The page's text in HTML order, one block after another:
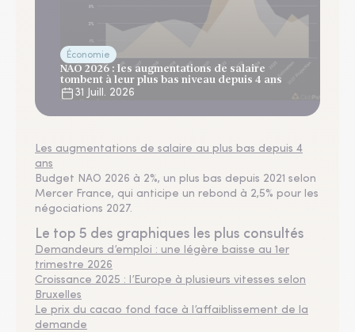
Économie
NAO 2026 : les augmentations de salaire
tombent à leur plus bas niveau depuis 4 ans
31 Juill. 2026
Les augmentations de salaire au plus bas depuis 4
ans
Budget NAO 2026 à 2%, un plus bas depuis 2021 selon
Mercer France, qui anticipe un rebond à 2,5% pour les
négociations 2027.
Le top 5 des graphiques les plus consultés
Demandeurs d’emploi : une légère baisse au 1er
trimestre 2026
Croissance 2025 : l’Europe à plusieurs vitesses selon
Bruxelles
Le prix du cacao fond face à l’affaiblissement de la
demande